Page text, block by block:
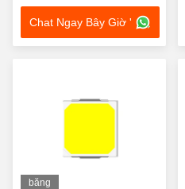
160lm-180lm
Chat Ngay Bây Giờ '
băng